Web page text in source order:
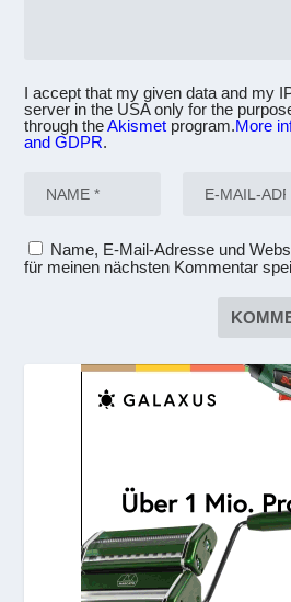
I accept that my given data and my
server in the USA only for the
through theAkismet program.More
and GDPR.
Name, E-Mail-Adresse und
für meinen nächsten Kommentar